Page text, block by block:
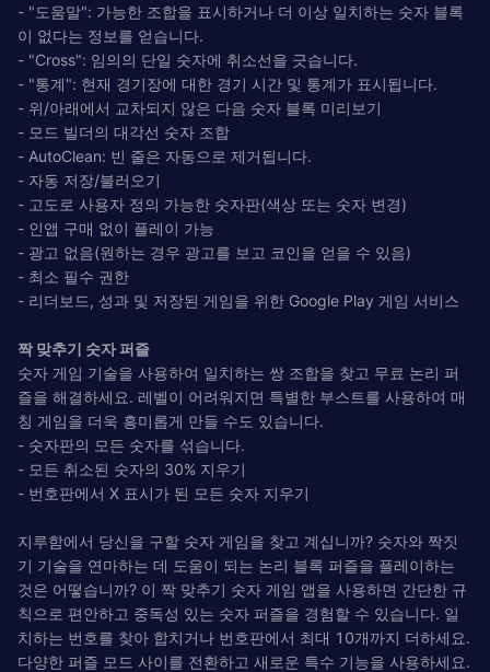
- "도움말": 가능한 조합을 표시하거나 더 이상 일치하는 숫자 블록
이 없다는 정보를 얻습니다.
- "Cross": 임의의 단일 숫자에 취소선을 긋습니다.
- "통계": 현재 경기장에 대한 경기 시간 및 통계가 표시됩니다.
- 위/아래에서 교차되지 않은 다음 숫자 블록 미리보기
- 모드 빌더의 대각선 숫자 조합
- AutoClean: 빈 줄은 자동으로 제거됩니다.
- 자동 저장/불러오기
- 고도로 사용자 정의 가능한 숫자판(색상 또는 숫자 변경)
- 인앱 구매 없이 플레이 가능
- 광고 없음(원하는 경우 광고를 보고 코인을 얻을 수 있음)
- 최소 필수 권한
- 리더보드, 성과 및 저장된 게임을 위한 Google Play 게임 서비스
짝 맞추기 숫자 퍼즐
숫자 게임 기술을 사용하여 일치하는 쌍 조합을 찾고 무료 논리 퍼
즐을 해결하세요. 레벨이 어려워지면 특별한 부스트를 사용하여 매
칭 게임을 더욱 흥미롭게 만들 수도 있습니다.
- 숫자판의 모든 숫자를 섞습니다.
- 모든 취소된 숫자의 30% 지우기
- 번호판에서 X 표시가 된 모든 숫자 지우기
지루함에서 당신을 구할 숫자 게임을 찾고 계십니까? 숫자와 짝짓
기 기술을 연마하는 데 도움이 되는 논리 블록 퍼즐을 플레이하는
것은 어떻습니까? 이 짝 맞추기 숫자 게임 앱을 사용하면 간단한 규
칙으로 편안하고 중독성 있는 숫자 퍼즐을 경험할 수 있습니다. 일
치하는 번호를 찾아 합치거나 번호판에서 최대 10개까지 더하세요.
다양한 퍼즐 모드 사이를 전환하고 새로운 특수 기능을 사용하세요.